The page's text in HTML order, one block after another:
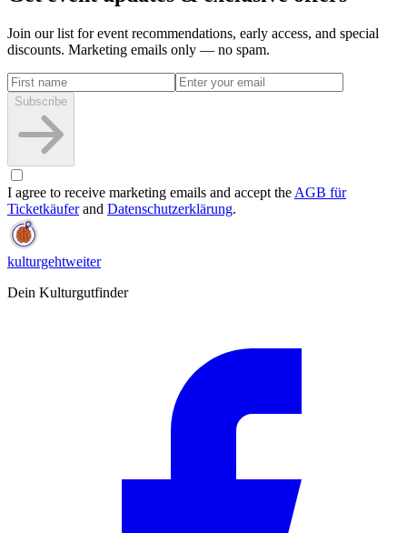
Join our list for event recommendations, early access, and special
discounts. Marketing emails only — no spam.
Subscribe
I agree to receive marketing emails and accept the AGB für
Ticketkäuferand Datenschutzerklärung.
kulturgehtweiter
Dein Kulturgutfinder